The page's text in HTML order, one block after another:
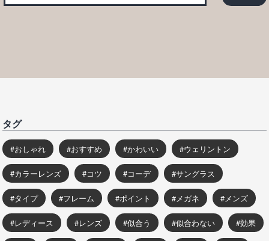
タグ
おしゃれ おすすめ かわいい ウェリントン
カラーレンズ コツ コーデ サングラス
タイプ フレーム ポイント メガネ メンズ
レディース レンズ 似合う 似合わない 効果